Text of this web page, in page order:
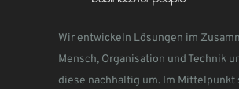
Wir entwickeln Lösungen im
Mensch, Organisation und Technik
diese nachhaltig um. Im Mittelpunkt